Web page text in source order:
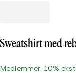
Sweatshirt med
Medlemmer: 10%